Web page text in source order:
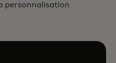
personnalisation